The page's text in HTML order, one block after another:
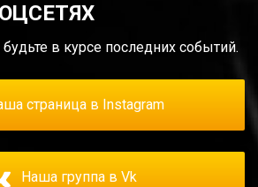
в курсе последних событий.
страница в Instagram
Наша группа в Vk